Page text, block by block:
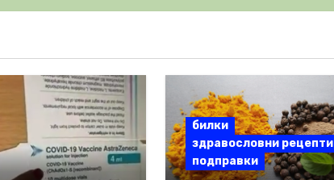
билки
здравословни рецепти
подправки